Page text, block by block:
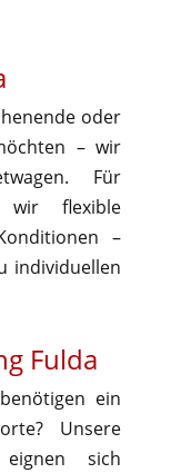
oder
– wir
Für
wir flexible
–
individuellen
Fulda
ein
Unsere
eignen sich